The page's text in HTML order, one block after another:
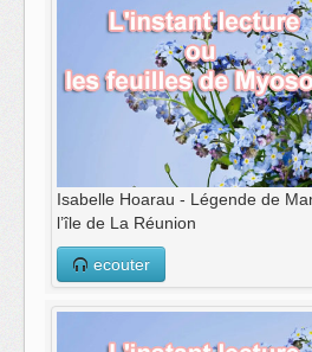
Isabelle Hoarau - Légende de
l’île de La Réunion
ecouter